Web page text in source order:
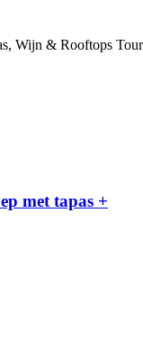
Wijn & Rooftops
met tapas +